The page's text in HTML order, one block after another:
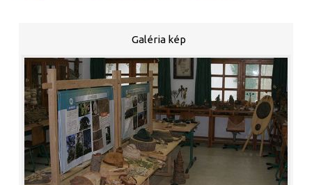
Galéria kép